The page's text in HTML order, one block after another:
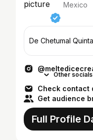
Mexico
De Chetumal
Other socials
Check contact
Get audience
Full Profile